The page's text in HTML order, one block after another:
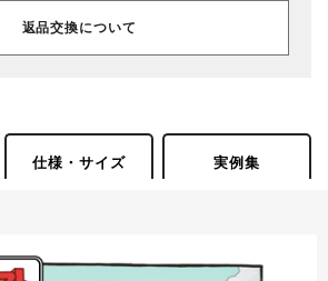
返品交換について
仕様・サイズ 実例集